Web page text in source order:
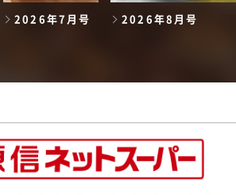
2026年7月号 2026年8月号